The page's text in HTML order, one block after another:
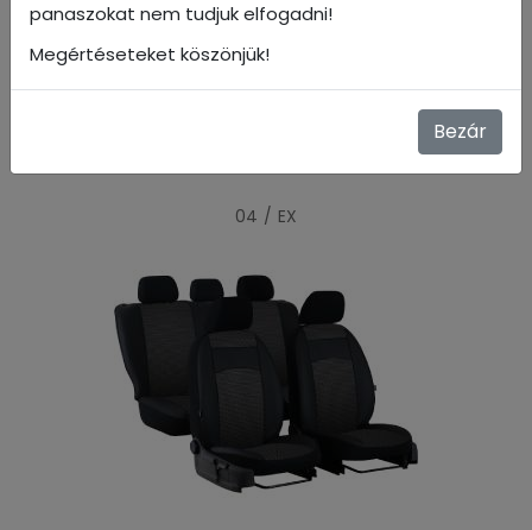
04 / EX
panaszokat nem tudjuk elfogadni!
Megértéseteket köszönjük!
Bezár